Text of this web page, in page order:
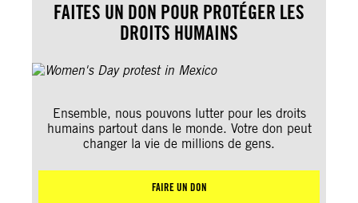
FAITES UN DON POUR PROTÉGER LES
DROITS HUMAINS
Ensemble, nous pouvons lutter pour les droits
humains partout dans le monde. Votre don peut
changer la vie de millions de gens.
FAIRE UN DON